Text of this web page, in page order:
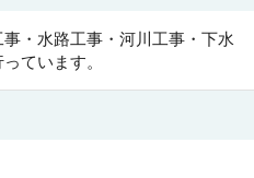
・水路工事・河川工事・下水
ています。